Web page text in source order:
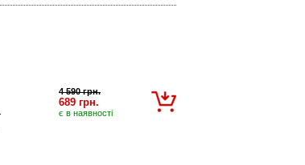
4 590 грн.
689 грн.
є в наявності